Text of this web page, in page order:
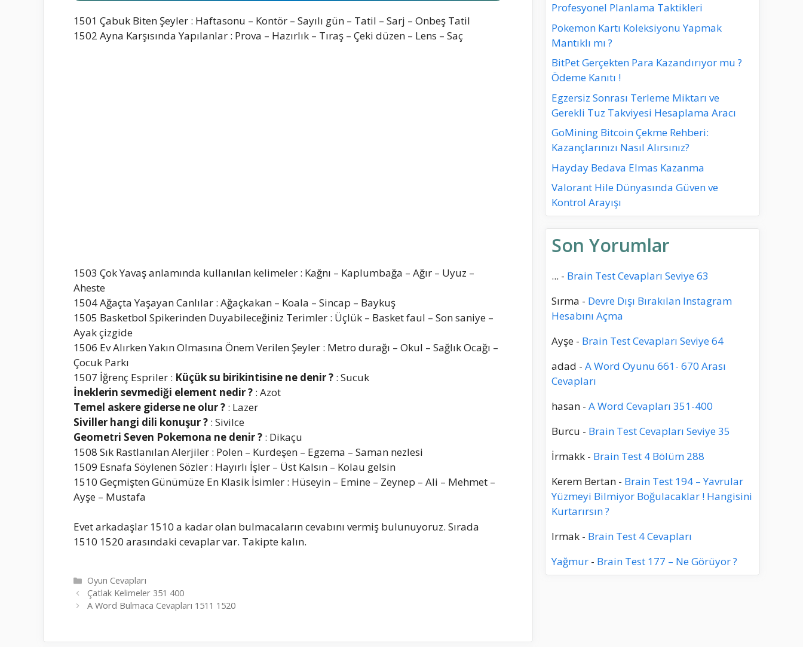
1501 Çabuk Biten Şeyler : Haftasonu – Kontör – Sayılı gün – Tatil – Sarj – Onbeş Tatil
1502 Ayna Karşısında Yapılanlar : Prova – Hazırlık – Tıraş – Çeki düzen – Lens – Saç
1503 Çok Yavaş anlamında kullanılan kelimeler : Kağnı – Kaplumbağa – Ağır – Uyuz –
Aheste
1504 Ağaçta Yaşayan Canlılar : Ağaçkakan – Koala – Sincap – Baykuş
1505 Basketbol Spikerinden Duyabileceğiniz Terimler : Üçlük – Basket faul – Son saniye –
Ayak çizgide
1506 Ev Alırken Yakın Olmasına Önem Verilen Şeyler : Metro durağı – Okul – Sağlık Ocağı –
Çocuk Parkı
1507 İğrenç Espriler : Küçük su birikintisine ne denir ? : Sucuk
İneklerin sevmediği element nedir ? : Azot
Temel askere giderse ne olur ? : Lazer
Siviller hangi dili konuşur ? : Sivilce
Geometri Seven Pokemona ne denir ? : Dikaçu
1508 Sık Rastlanılan Alerjiler : Polen – Kurdeşen – Egzema – Saman nezlesi
1509 Esnafa Söylenen Sözler : Hayırlı İşler – Üst Kalsın – Kolau gelsin
1510 Geçmişten Günümüze En Klasik İsimler : Hüseyin – Emine – Zeynep – Ali – Mehmet –
Ayşe – Mustafa
Evet arkadaşlar 1510 a kadar olan bulmacaların cevabını vermiş bulunuyoruz. Sırada
1510 1520 arasındaki cevaplar var. Takipte kalın.
Kategoriler
Oyun Cevapları
Çatlak Kelimeler 351 400
A Word Bulmaca Cevapları 1511 1520
Profesyonel Planlama Taktikleri
Pokemon Kartı Koleksiyonu Yapmak
Mantıklı mı ?
BitPet Gerçekten Para Kazandırıyor mu ?
Ödeme Kanıtı !
Egzersiz Sonrası Terleme Miktarı ve
Gerekli Tuz Takviyesi Hesaplama Aracı
GoMining Bitcoin Çekme Rehberi:
Kazançlarınızı Nasıl Alırsınız?
Hayday Bedava Elmas Kazanma
Valorant Hile Dünyasında Güven ve
Kontrol Arayışı
Son Yorumlar
... - Brain Test Cevapları Seviye 63
Sırma - Devre Dışı Bırakılan Instagram
Hesabını Açma
Ayşe - Brain Test Cevapları Seviye 64
adad - A Word Oyunu 661- 670 Arası
Cevapları
hasan - A Word Cevapları 351-400
Burcu - Brain Test Cevapları Seviye 35
İrmakk - Brain Test 4 Bölüm 288
Kerem Bertan - Brain Test 194 – Yavrular
Yüzmeyi Bilmiyor Boğulacaklar ! Hangisini
Kurtarırsın ?
Irmak - Brain Test 4 Cevapları
Yağmur - Brain Test 177 – Ne Görüyor ?